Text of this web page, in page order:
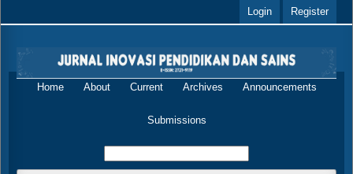
Home About Current Archives Announcements
Submissions
Login Register